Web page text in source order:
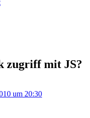
zugriff mit JS?
um 20:30